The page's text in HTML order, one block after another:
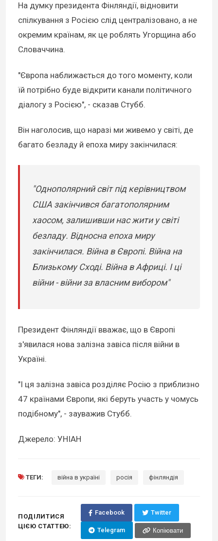
На думку президента Фінляндії, відновити
спілкування з Росією слід централізовано, а не
окремим країнам, як це роблять Угорщина або
Словаччина.
"Європа наближається до того моменту, коли
їй потрібно буде відкрити канали політичного
діалогу з Росією", - сказав Стубб.
Він наголосив, що наразі ми живемо у світі, де
багато безладу й епоха миру закінчилася:
"Однополярний світ під керівництвом
США закінчився багатополярним
хаосом, залишивши нас жити у світі
безладу. Відносна епоха миру
закінчилася. Війна в Європі. Війна на
Близькому Сході. Війна в Африці. І ці
війни - війни за власним вибором"
Президент Фінляндії вважає, що в Європі
з'явилася нова залізна завіса після війни в
Україні.
"І ця залізна завіса розділяє Росію з приблизно
47 країнами Європи, які беруть участь у чомусь
подібному", - зауважив Стубб.
Джерело: УНІАН
ТЕГИ: війна в україні росія фінляндія
ПОДІЛИТИСЯ
ЦІЄЮ СТАТТЕЮ:
Facebook Twitter
Telegram Копіювати